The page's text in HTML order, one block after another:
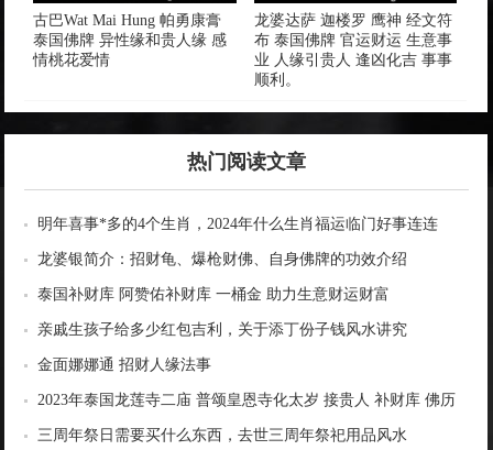
古巴Wat Mai Hung 帕勇康膏
泰国佛牌 异性缘和贵人缘 感
情桃花爱情
龙婆达萨 迦楼罗 鹰神 经文符
布 泰国佛牌 官运财运 生意事
业 人缘引贵人 逢凶化吉 事事
顺利。
热门阅读文章
明年喜事*多的4个生肖，2024年什么生肖福运临门好事连连
龙婆银简介：招财龟、爆枪财佛、自身佛牌的功效介绍
泰国补财库 阿赞佑补财库 一桶金 助力生意财运财富
亲戚生孩子给多少红包吉利，关于添丁份子钱风水讲究
金面娜娜通 招财人缘法事
2023年泰国龙莲寺二庙 普颂皇恩寺化太岁 接贵人 补财库 佛历
2566年
三周年祭日需要买什么东西，去世三周年祭祀用品风水